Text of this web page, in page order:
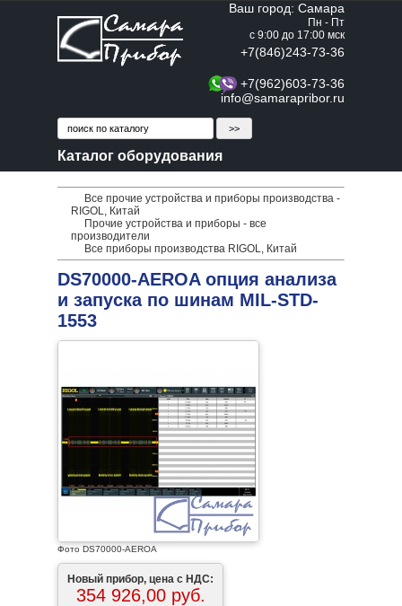
Ваш город: Самара
Пн - Пт
с 9:00 до 17:00 мск
+7(846)243-73-36
+7(962)603-73-36
info@samarapribor.ru
Каталог оборудования
Все прочие устройства и приборы производства -
RIGOL, Китай
Прочие устройства и приборы - все
производители
Все приборы производства RIGOL, Китай
DS70000-AEROA опция анализа
и запуска по шинам MIL-STD-
1553
Фото DS70000-AEROA
Новый прибор, цена с НДС:
354 926,00 руб.